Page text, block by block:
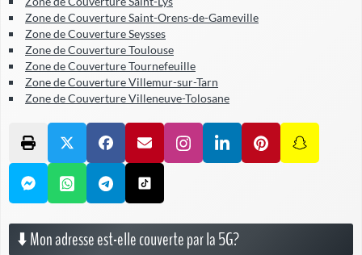
Zone de Couverture Saint-Orens-de-Gameville
Zone de Couverture Seysses
Zone de Couverture Toulouse
Zone de Couverture Tournefeuille
Zone de Couverture Villemur-sur-Tarn
Zone de Couverture Villeneuve-Tolosane
⬇️ Mon adresse est-elle couverte par la 5G?